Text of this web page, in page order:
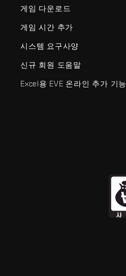
게임 다운로드
게임 시간 추가
시스템 요구사양
신규 회원 도움말
Excel용 EVE 온라인 추가 기능